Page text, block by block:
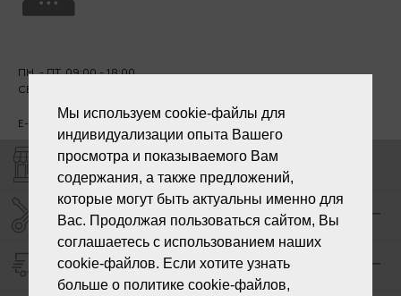
ПН. - ПТ. 09:00 - 18:00
СБ - ВС - выходной
E-mail: info@laiksjewellery.lv
МАГАЗИНЫ "LAIKS"
СЕРВИС ЦЕНТР "LAIKS"
ДОСТАВКА
Мы используем cookie-файлы для
индивидуализации опыта Вашего
просмотра и показываемого Вам
содержания, а также предложений,
которые могут быть актуальны именно для
Вас. Продолжая пользоваться сайтом, Вы
соглашаетесь с использованием наших
cookie-файлов. Если хотите узнать
больше о политике cookie-файлов,